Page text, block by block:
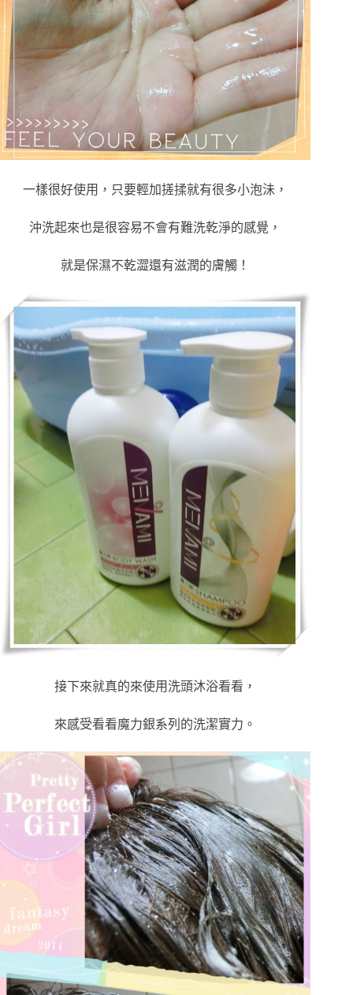
一樣很好使用，只要輕加搓揉就有很多小泡沬，
沖洗起來也是很容易不會有難洗乾淨的感覺，
就是保濕不乾澀還有滋潤的膚觸！
接下來就真的來使用洗頭沐浴看看，
來感受看看魔力銀系列的洗潔實力。